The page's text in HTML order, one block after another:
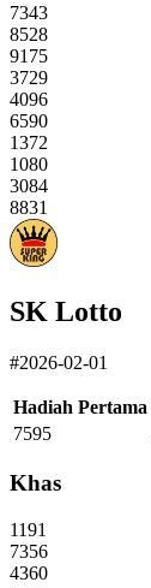
7343
8528
9175
3729
4096
6590
1372
1080
3084
8831
SK Lotto
#2026-02-01
Hadiah Pertama
7595
Khas
1191
7356
4360